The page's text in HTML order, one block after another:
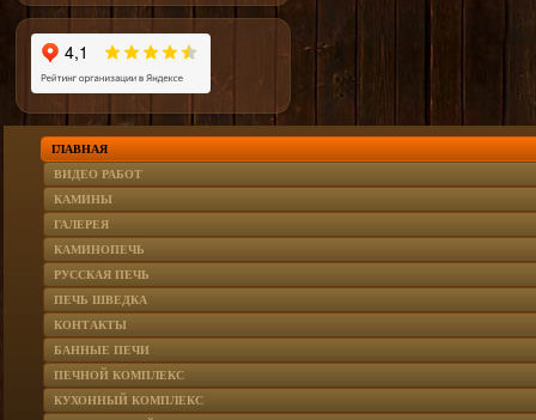
ГЛАВНАЯ
ВИДЕО РАБОТ
КАМИНЫ
ГАЛЕРЕЯ
КАМИНОПЕЧЬ
РУССКАЯ ПЕЧЬ
ПЕЧЬ ШВЕДКА
КОНТАКТЫ
БАННЫЕ ПЕЧИ
ПЕЧНОЙ КОМПЛЕКС
КУХОННЫЙ КОМПЛЕКС